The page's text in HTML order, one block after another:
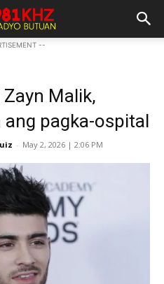
--
Malik,
pagka-ospital
- May 2, 2026 | 2:06 PM